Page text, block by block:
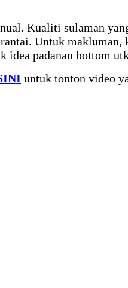
Kualiti sulaman
Untuk
idea padanan bottom
untuk tonton video